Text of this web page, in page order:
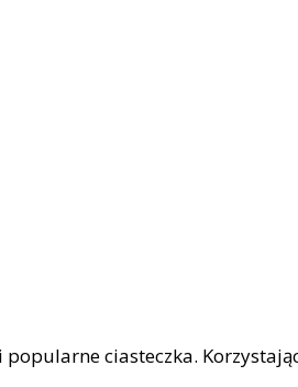
ciasteczka.